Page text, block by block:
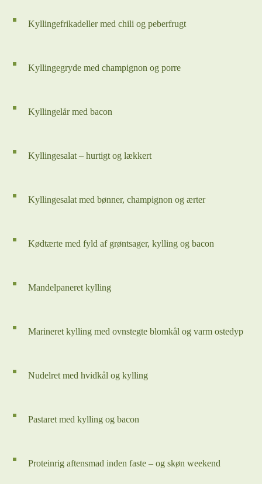
Kyllingefrikadeller med chili og peberfrugt
Kyllingegryde med champignon og porre
Kyllingelår med bacon
Kyllingesalat – hurtigt og lækkert
Kyllingesalat med bønner, champignon og ærter
Kødtærte med fyld af grøntsager, kylling og bacon
Mandelpaneret kylling
Marineret kylling med ovnstegte blomkål og varm ostedyp
Nudelret med hvidkål og kylling
Pastaret med kylling og bacon
Proteinrig aftensmad inden faste – og skøn weekend